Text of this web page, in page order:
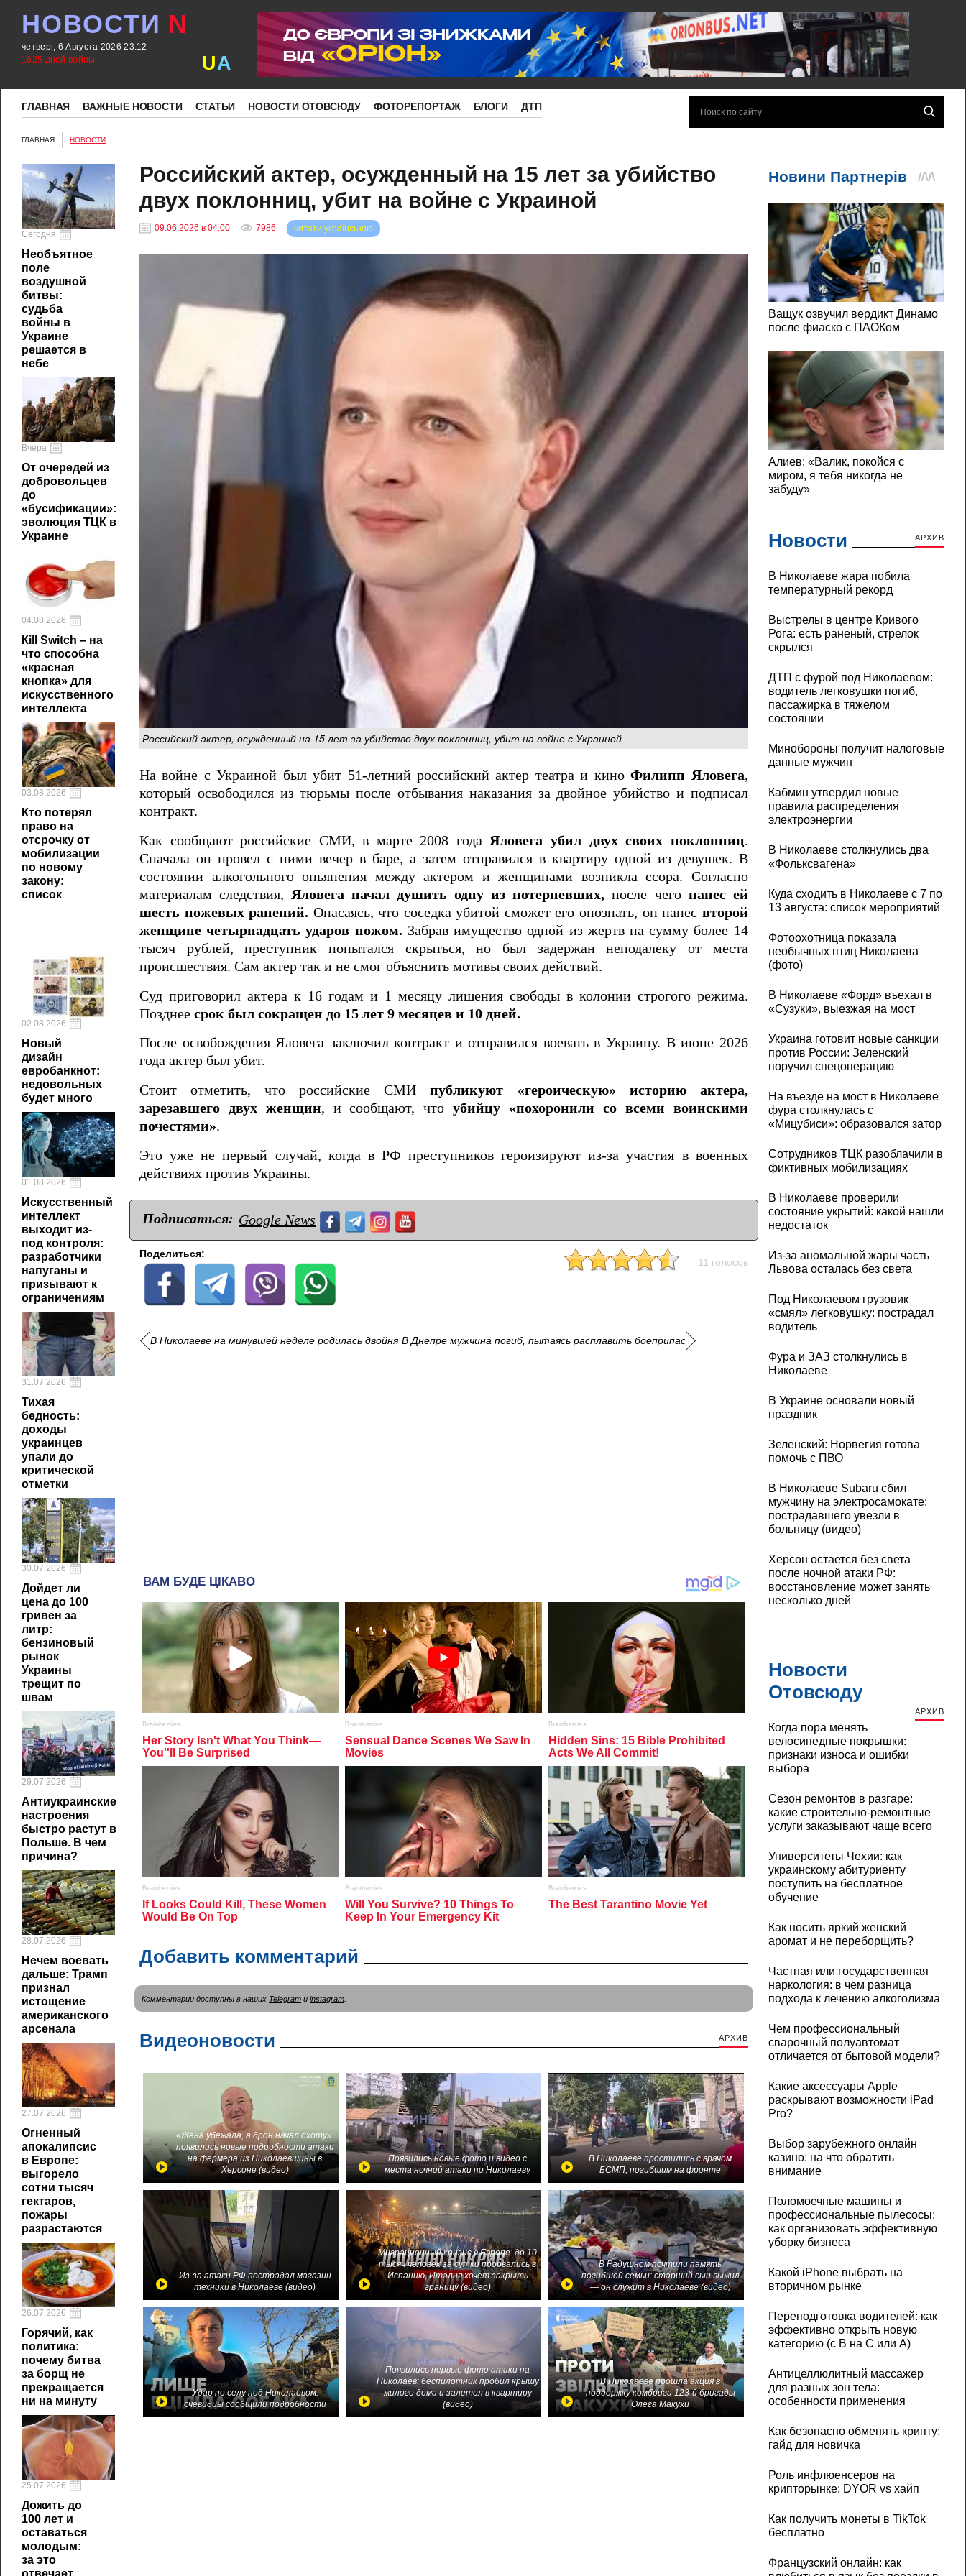
НОВОСТИ N
четверг, 6 Августа 2026 23:12
1625 дней войны
UA
ГЛАВНАЯ ВАЖНЫЕ НОВОСТИ СТАТЬИ НОВОСТИ ОТОВСЮДУ ФОТОРЕПОРТАЖ БЛОГИ ДТП
ГЛАВНАЯ НОВОСТИ
Сегодня
Необъятное
поле
воздушной
битвы:
судьба
войны в
Украине
решается в
небе
Вчера
От очередей из
добровольцев
до
«бусификации»:
эволюция ТЦК в
Украине
04.08.2026
Кill Switch – на
что способна
«красная
кнопка» для
искусственного
интеллекта
03.08.2026
Кто потерял
право на
отсрочку от
мобилизации
по новому
закону:
список
02.08.2026
Новый
дизайн
евробанкнот:
недовольных
будет много
01.08.2026
Искусственный
интеллект
выходит из-
под контроля:
разработчики
напуганы и
призывают к
ограничениям
31.07.2026
Тихая
бедность:
доходы
украинцев
упали до
критической
отметки
30.07.2026
Дойдет ли
цена до 100
гривен за
литр:
бензиновый
рынок
Украины
трещит по
швам
29.07.2026
Антиукраинские
настроения
быстро растут в
Польше. В чем
причина?
28.07.2026
Нечем воевать
дальше: Трамп
признал
истощение
американского
арсенала
27.07.2026
Огненный
апокалипсис
в Европе:
выгорело
сотни тысяч
гектаров,
пожары
разрастаются
26.07.2026
Горячий, как
политика:
почему битва
за борщ не
прекращается
ни на минуту
25.07.2026
Дожить до
100 лет и
оставаться
молодым:
за это
отвечает
Российский актер, осужденный на 15 лет за убийство
двух поклонниц, убит на войне с Украиной
09.06.2026 в 04:00 7986 читати українською
Российский актер, осужденный на 15 лет за убийство двух поклонниц, убит на войне с Украиной
На войне с Украиной был убит 51-летний российский актер театра и киноФилипп Яловега,
который освободился из тюрьмы после отбывания наказания за двойное убийство и подписал
контракт.
Как сообщают российские СМИ, в марте 2008 года Яловега убил двух своих поклонниц.
Сначала он провел с ними вечер в баре, а затем отправился в квартиру одной из девушек. В
состоянии алкогольного опьянения между актером и женщинами возникла ссора. Согласно
материалам следствия, Яловега начал душить одну из потерпевших, после чего нанес ей
шесть ножевых ранений. Опасаясь, что соседка убитой сможет его опознать, он нанес второй
женщине четырнадцать ударов ножом. Забрав имущество одной из жертв на сумму более 14
тысяч рублей, преступник попытался скрыться, но был задержан неподалеку от места
происшествия. Сам актер так и не смог объяснить мотивы своих действий.
Суд приговорил актера к 16 годам и 1 месяцу лишения свободы в колонии строгого режима.
Позднее срок был сокращен до 15 лет 9 месяцев и 10 дней.
После освобождения Яловега заключил контракт и отправился воевать в Украину. В июне 2026
года актер был убит.
Стоит отметить, что российские СМИпубликуют «героическую» историю актера,
зарезавшего двух женщин, и сообщают, чтоубийцу «похоронили со всеми воинскими
почестями».
Это уже не первый случай, когда в РФ преступников героизируют из-за участия в военных
действиях против Украины.
Подписаться: Google News
Поделиться:
11 голосов
В Николаеве на минувшей неделе родилась двойня В Днепре мужчина погиб, пытаясь расплавить боеприпас
Добавить комментарий
Комментарии доступны в наших Telegram и instagram
Видеоновости АРХИВ
«Жена убежала, а дрон начал охоту»:
появились новые подробности атаки
на фермера из Николаевщины в
Херсоне (видео)
Появились новые фото и видео с
места ночной атаки по Николаеву
В Николаеве простились с врачом
БСМП, погибшим на фронте
Из-за атаки РФ пострадал магазин
техники в Николаеве (видео)
Миграционный кризис в Европе: до 10
тысяч человек за сутки прорвались в
Испанию, Италия хочет закрыть
границу (видео)
В Радушном почтили память
погибшей семьи: старший сын выжил
— он служит в Николаеве (видео)
Удар по селу под Николаевом:
очевидцы сообщили подробности
Появились первые фото атаки на
Николаев: беспилотник пробил крышу
жилого дома и залетел в квартиру
(видео)
В Николаеве прошла акция в
поддержку комбрига 123-й бригады
Олега Макухи
Новости АРХИВ
В Николаеве жара побила
температурный рекорд
Выстрелы в центре Кривого
Рога: есть раненый, стрелок
скрылся
ДТП с фурой под Николаевом:
водитель легковушки погиб,
пассажирка в тяжелом
состоянии
Минобороны получит налоговые
данные мужчин
Кабмин утвердил новые
правила распределения
электроэнергии
В Николаеве столкнулись два
«Фольксвагена»
Куда сходить в Николаеве с 7 по
13 августа: список мероприятий
Фотоохотница показала
необычных птиц Николаева
(фото)
В Николаеве «Форд» въехал в
«Сузуки», выезжая на мост
Украина готовит новые санкции
против России: Зеленский
поручил спецоперацию
На въезде на мост в Николаеве
фура столкнулась с
«Мицубиси»: образовался затор
Сотрудников ТЦК разоблачили в
фиктивных мобилизациях
В Николаеве проверили
состояние укрытий: какой нашли
недостаток
Из-за аномальной жары часть
Львова осталась без света
Под Николаевом грузовик
«смял» легковушку: пострадал
водитель
Фура и ЗАЗ столкнулись в
Николаеве
В Украине основали новый
праздник
Зеленский: Норвегия готова
помочь с ПВО
В Николаеве Subaru сбил
мужчину на электросамокате:
пострадавшего увезли в
больницу (видео)
Херсон остается без света
после ночной атаки РФ:
восстановление может занять
несколько дней
Новости
Отовсюду
АРХИВ
Когда пора менять
велосипедные покрышки:
признаки износа и ошибки
выбора
Сезон ремонтов в разгаре:
какие строительно-ремонтные
услуги заказывают чаще всего
Университеты Чехии: как
украинскому абитуриенту
поступить на бесплатное
обучение
Как носить яркий женский
аромат и не переборщить?
Частная или государственная
наркология: в чем разница
подхода к лечению алкоголизма
Чем профессиональный
сварочный полуавтомат
отличается от бытовой модели?
Какие аксессуары Apple
раскрывают возможности iPad
Pro?
Выбор зарубежного онлайн
казино: на что обратить
внимание
Поломоечные машины и
профессиональные пылесосы:
как организовать эффективную
уборку бизнеса
Какой iPhone выбрать на
вторичном рынке
Переподготовка водителей: как
эффективно открыть новую
категорию (с B на C или А)
Антицеллюлитный массажер
для разных зон тела:
особенности применения
Как безопасно обменять крипту:
гайд для новичка
Роль инфлюенсеров на
крипторынке: DYOR vs хайп
Как получить монеты в TikTok
бесплатно
Французский онлайн: как